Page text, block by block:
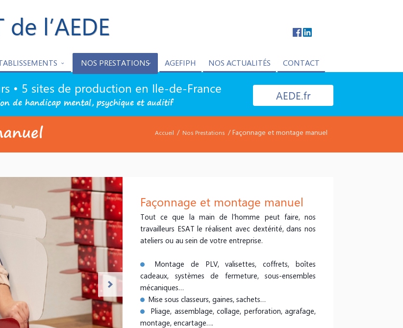
de l’AEDE
NOS PRESTATIONS AGEFIPH NOS ACTUALITÉS CONTACT
• 5 sites de production en Ile-de-France
de handicap mental, psychique et auditif AEDE.fr
Accueil / Nos Prestations / Façonnage et montage manuel
Façonnage et montage manuel
Tout ce que la main de l’homme peut faire, nos
travailleurs ESAT le réalisent avec dextérité, dans nos
ateliers ou au sein de votre entreprise.
Montage de PLV, valisettes, coffrets, boîtes
cadeaux, systèmes de fermeture, sous-ensembles
mécaniques…
Mise sous classeurs, gaines, sachets…
Pliage, assemblage, collage, perforation, agrafage,
montage, encartage….